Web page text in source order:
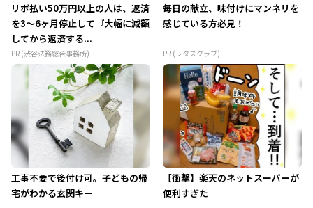
リボ払い50万円以上の人は、返済
を3～6ヶ月停止して『大幅に減額
してから返済する...
PR (渋谷法務総合事務所)
毎日の献立、味付けにマンネリを
感じている方必見！
PR (レタスクラブ)
工事不要で後付け可。子どもの帰
宅がわかる玄関キー
【衝撃】楽天のネットスーパーが
便利すぎた